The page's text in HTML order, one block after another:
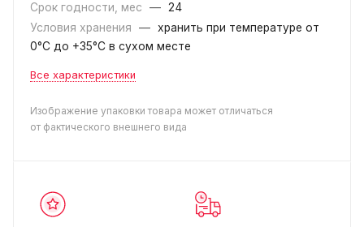
Срок годности, мес
— 24
Условия хранения
— хранить при температуре от
0°С до +35°С в сухом месте
Все характеристики
Изображение упаковки товара может отличаться
от фактического внешнего вида